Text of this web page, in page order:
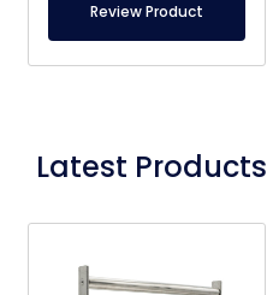
Review Product
Latest Products